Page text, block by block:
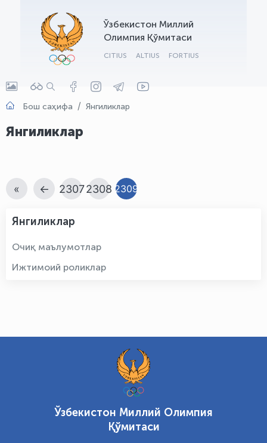
Ўзбекистон Миллий
Олимпия Қўмитаси
CITIUS ALTIUS FORTIUS
Бош саҳифа Янгиликлар
Янгиликлар
« ← 23072308 2309
Янгиликлар
Очиқ маълумотлар
Ижтимоий роликлар
Ўзбекистон Миллий Олимпия
Қўмитаси
OLYMPCHIK AI - yordamchi
Онлайн · olympic.uz